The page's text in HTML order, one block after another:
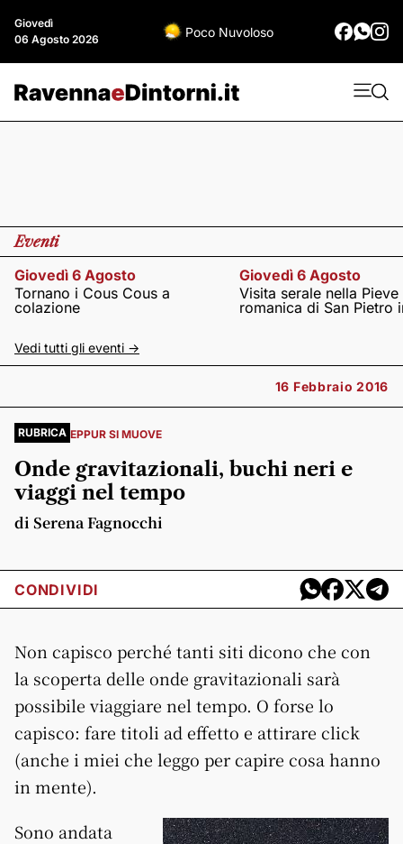
Giovedì
06 Agosto 2026
Poco Nuvoloso
Eventi
Giovedì 6 Agosto
Tornano i Cous Cous a
colazione
Giovedì 6 Agosto
Visita serale nella Pieve
romanica di San Pietro
Vedi tutti gli eventi ->
16 Febbraio 2016
RUBRICA EPPUR SI MUOVE
Onde gravitazionali, buchi neri e
viaggi nel tempo
di Serena Fagnocchi
CONDIVIDI
Non capisco perché tanti siti dicono che con
la scoperta delle onde gravitazionali sarà
possibile viaggiare nel tempo. O forse lo
capisco: fare titoli ad effetto e attirare click
(anche i miei che leggo per capire cosa hanno
in mente).
Sono andata